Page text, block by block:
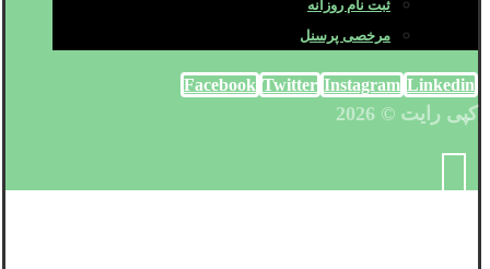
ثبت نام روزانه
مرخصی پرسنل
Facebook Twitter Instagram Linkedin
کپی رایت © 2026